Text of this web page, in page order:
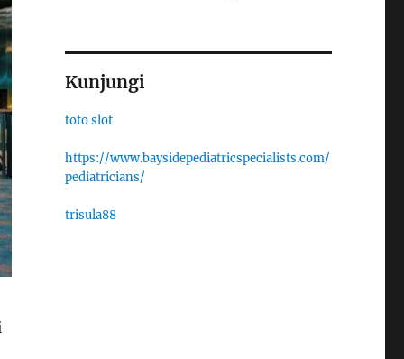
Kunjungi
toto slot
https://www.baysidepediatricspecialists.com/
pediatricians/
trisula88